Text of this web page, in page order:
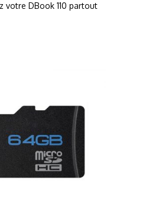
votre DBook 110 partout